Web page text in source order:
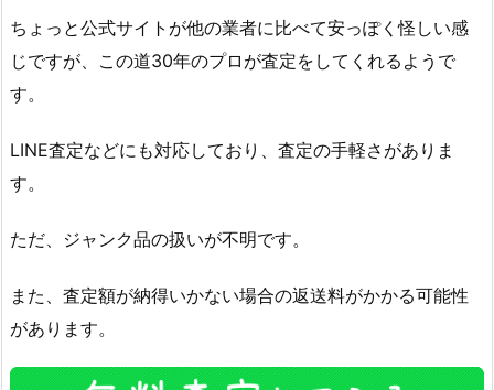
ちょっと公式サイトが他の業者に比べて安っぽく怪しい感
じですが、この道30年のプロが査定をしてくれるようで
す。
LINE査定などにも対応しており、査定の手軽さがありま
す。
ただ、ジャンク品の扱いが不明です。
また、査定額が納得いかない場合の返送料がかかる可能性
があります。